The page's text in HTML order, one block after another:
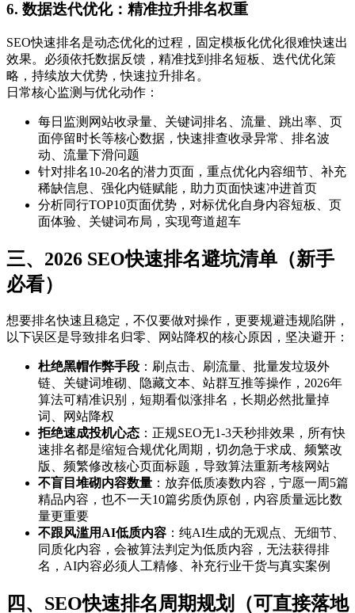
6. 数据迭代优化：精准拉升排名权重
SEO快速排名是动态优化的过程，固定模板化优化很难快速出
效果。必须依托数据反馈，精准找到排名短板、迭代优化策
略，持续放大优势，快速拉升排名。
日常核心监测与优化动作：
每日监测网站收录量、关键词排名、流量、跳出率、页
面停留时长等核心数据，快速排查收录异常、排名波
动、流量下滑问题
针对排名10-20名的潜力页面，重点优化内容细节、补充
稀缺信息、强化内链赋能，助力页面快速冲进首页
分析同行TOP10页面优势，对标优化自身内容短板、页
面体验、关键词布局，实现弯道超车
三、2026 SEO快速排名避坑清单（新手
必看）
想要排名快速且稳定，不仅要做对操作，更要规避违规陷阱，
以下误区是导致排名归零、网站降权的核心原因，坚决避开：
杜绝黑帽作弊手段 ：刷点击、刷流量、批量发垃圾外
链、关键词堆砌、隐藏文本、站群互推等操作，2026年
算法可精准识别，短期看似涨排名，长期必然批量掉
词、网站降权
拒绝速成投机心态 ：正规SEO无1-3天秒排效果，所有快
速排名都是缩短合规优化周期，切勿急于求成、频繁改
版、频繁修改核心页面标题，导致算法重新考核网站
不盲目堆砌内容数量 ：放弃低质凑数内容，宁愿一周5篇
精品内容，也不一天10篇劣质伪原创，内容质量远比数
量更重要
不跟风滥用AI低质内容 ：纯AI生成的无观点、无细节、
同质化内容，会被算法判定为低质内容，无法获得排
名，AI内容必须人工精修、补充行业干货与真实案例
四、SEO快速排名周期规划（可直接落地